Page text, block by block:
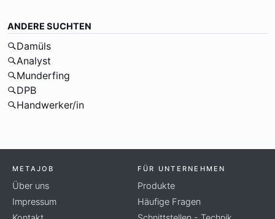
ANDERE SUCHTEN
Damüls
Analyst
Munderfing
DPB
Handwerker/in
METAJOB
Über uns
Impressum
FÜR UNTERNEHMEN
Produkte
Häufige Fragen